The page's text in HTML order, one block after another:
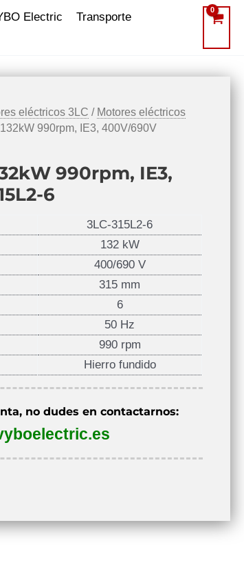
Electric
Transporte
eléctricos 3LC / Motores eléctricos
990rpm, IE3, 400V/690V
990rpm, IE3,
6
3LC-315L2-6
132 kW
400/690 V
315 mm
6
50 Hz
990 rpm
Hierro fundido
no dudes en contactarnos: